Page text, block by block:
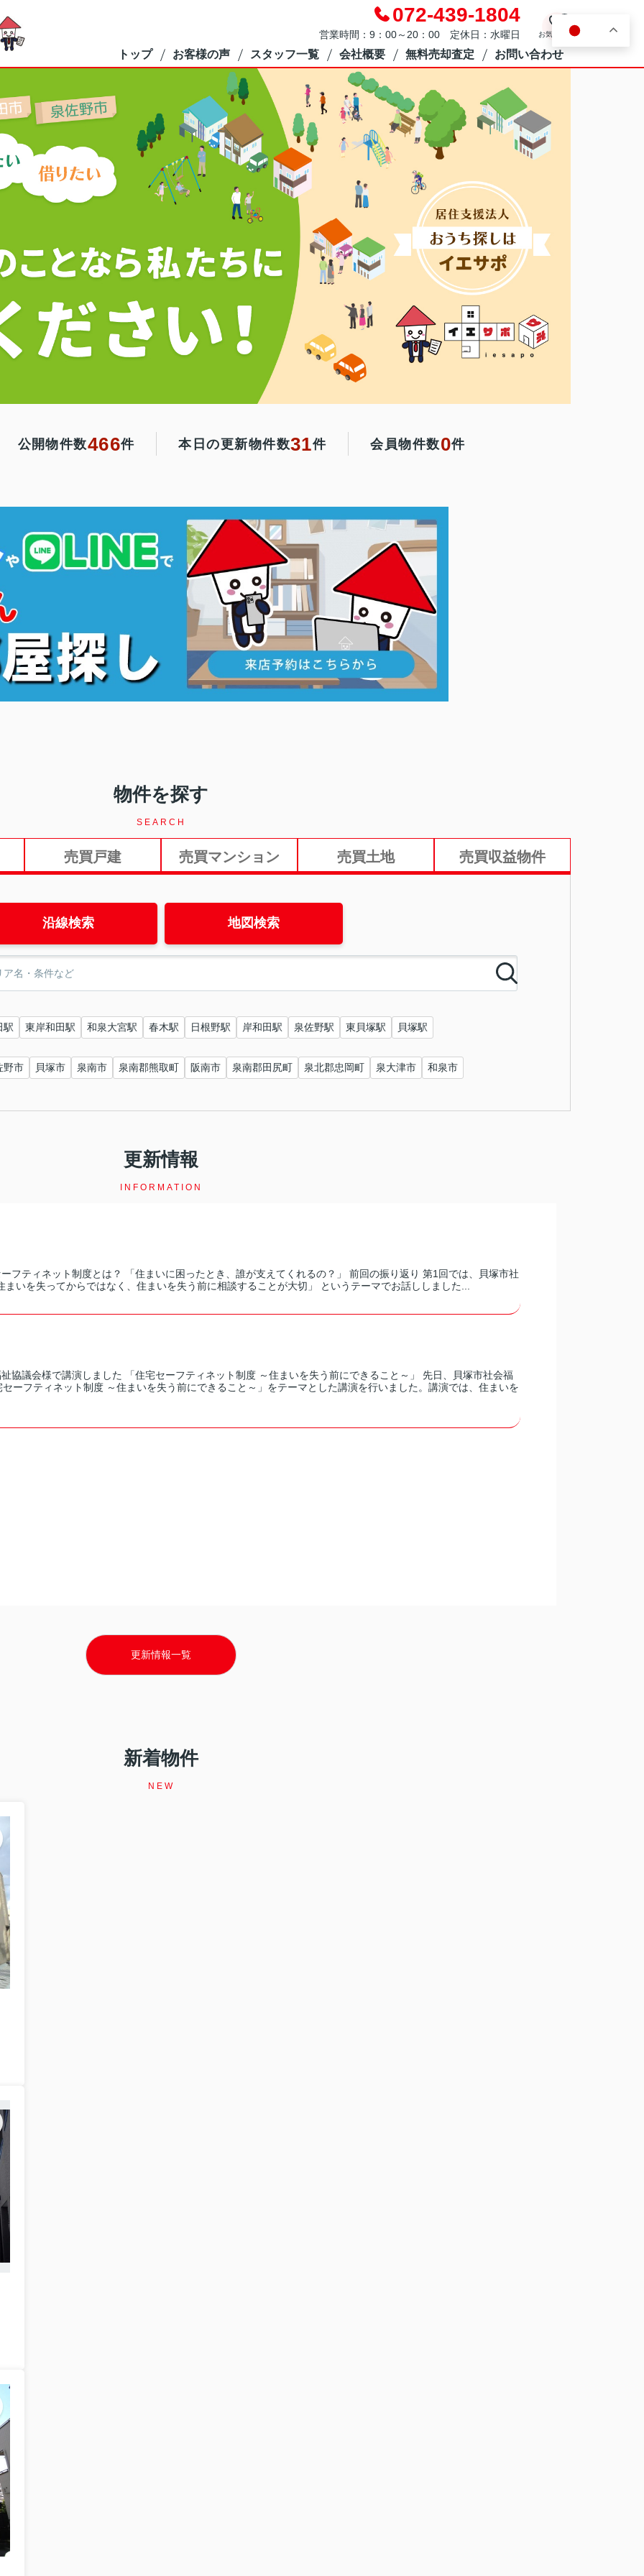
072-439-1804
営業時間：9：00～20：00 定休日：水曜日 お気に入り
トップ お客様の声 スタッフ一覧 会社概要 無料売却査定 お問い合わせ
公開物件数466件 本日の更新物件数31件 会員物件数0件
物件を探す
SEARCH
売買戸建 売買マンション 売買土地 売買収益物件
沿線検索 地図検索
駅 東岸和田駅 和泉大宮駅 春木駅 日根野駅 岸和田駅 泉佐野駅 東貝塚駅 貝塚駅
野市 貝塚市 泉南市 泉南郡熊取町 阪南市 泉南郡田尻町 泉北郡忠岡町 泉大津市 和泉市
更新情報
INFORMATION
フティネット制度とは？ 「住まいに困ったとき、誰が支えてくれるの？」 前回の振り返り 第1回では、貝塚市社
いを失ってからではなく、住まいを失う前に相談することが大切」 というテーマでお話ししました...
協議会様で講演しました 「住宅セーフティネット制度 ～住まいを失う前にできること～」 先日、貝塚市社会福
ーフティネット制度 ～住まいを失う前にできること～」をテーマとした講演を行いました。講演では、住まいを
更新情報一覧
新着物件
NEW